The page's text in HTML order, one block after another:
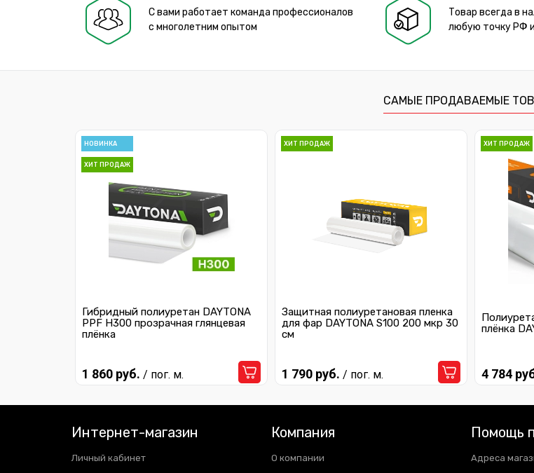
С вами работает команда профессионалов
с многолетним опытом
Товар всегда в
любую точку РФ
САМЫЕ ПРОДАВАЕМЫЕ
НОВИНКА
ХИТ ПРОДАЖ
Гибридный полиуретан DAYTONA
PPF H300 прозрачная глянцевая
плёнка
1 860 руб. / пог. м.
ХИТ ПРОДАЖ
Защитная полиуретановая пленка
для фар DAYTONA S100 200 мкр 30
см
1 790 руб. / пог. м.
ХИТ ПРОДАЖ
плёнка
4 784
Интернет-магазин
Личный кабинет
Компания
О компании
Помощь
Адреса